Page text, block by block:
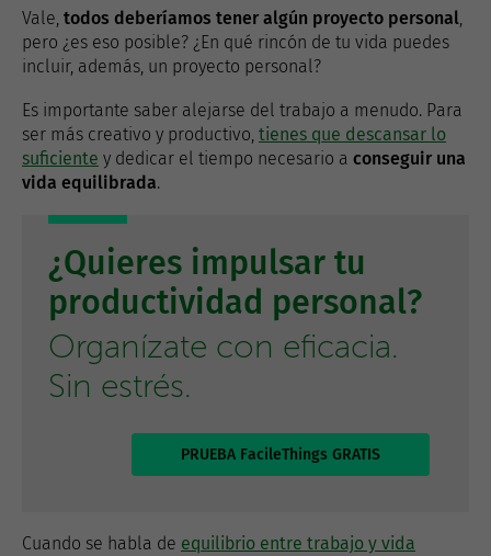
Vale, todos deberíamos tener algún proyecto personal,
pero ¿es eso posible? ¿En qué rincón de tu vida puedes
incluir, además, un proyecto personal?
Es importante saber alejarse del trabajo a menudo. Para
ser más creativo y productivo, tienes que descansar lo
suficiente y dedicar el tiempo necesario a conseguir una
vida equilibrada.
¿Quieres impulsar tu
productividad personal?
Organízate con eficacia.
Sin estrés.
PRUEBA FacileThings GRATIS
Cuando se habla de equilibrio entre trabajo y vida